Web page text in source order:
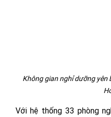
Không gian nghỉ dưỡng
Với hệ thống 33 phòng